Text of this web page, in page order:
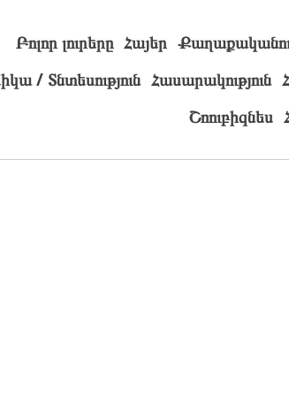
Բոլոր լուրերը Հայեր
/ Տնտեսություն Հասարակություն
Շոուբիզնես